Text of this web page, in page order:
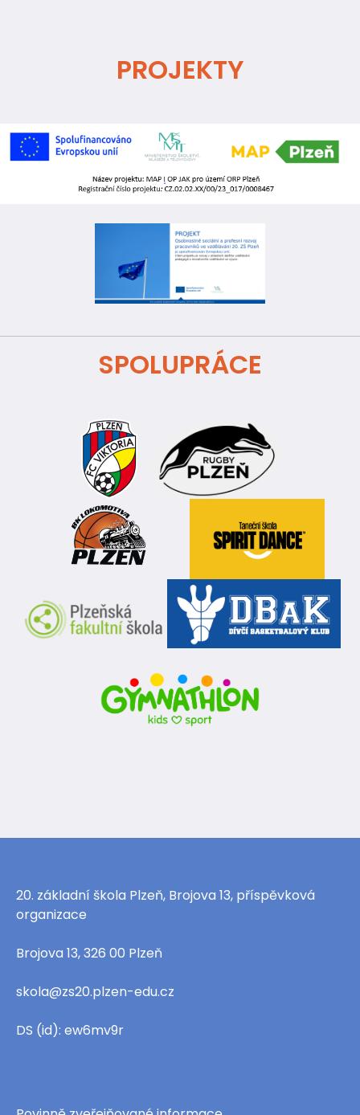
PROJEKTY
SPOLUPRÁCE
20. základní škola Plzeň, Brojova 13, příspěvková
organizace
Brojova 13, 326 00 Plzeň
skola@zs20.plzen-edu.cz
DS (id): ew6mv9r